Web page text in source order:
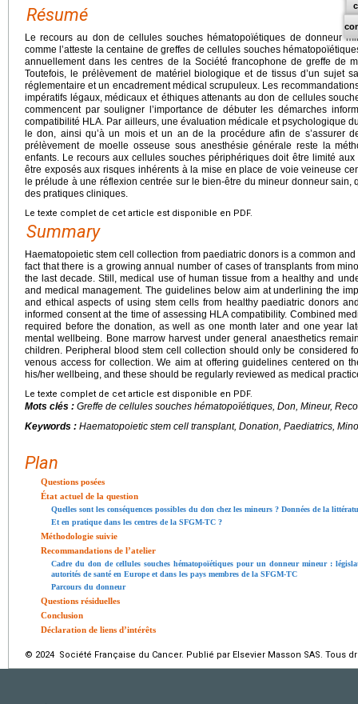
Résumé
Le recours au don de cellules souches hématopoïétiques de donneur
comme l’atteste la centaine de greffes de cellules souches
annuellement dans les centres de la Société francophone de greffe de
Toutefois, le prélèvement de matériel biologique et de tissus d’un sujet
réglementaire et un encadrement médical scrupuleux. Les
impératifs légaux, médicaux et éthiques attenants au don de cellules
commencent par souligner l’importance de débuter les démarches
compatibilité HLA. Par ailleurs, une évaluation médicale et psychologique
le don, ainsi qu’à un mois et un an de la procédure afin de s’assurer
prélèvement de moelle osseuse sous anesthésie générale reste la
enfants. Le recours aux cellules souches périphériques doit être limité aux
être exposés aux risques inhérents à la mise en place de voie veineuse
le prélude à une réflexion centrée sur le bien-être du mineur donneur
des pratiques cliniques.
Le texte complet de cet article est disponible en PDF.
Summary
Haematopoietic stem cell collection from paediatric donors is a common
fact that there is a growing annual number of cases of transplants from
the last decade. Still, medical use of human tissue from a healthy and
and medical management. The guidelines below aim at underlining the
and ethical aspects of using stem cells from healthy paediatric donors
informed consent at the time of assessing HLA compatibility. Combined
required before the donation, as well as one month later and one year
mental wellbeing. Bone marrow harvest under general anaesthetics
children. Peripheral blood stem cell collection should only be considered
venous access for collection. We aim at offering guidelines centered on
his/her wellbeing, and these should be regularly reviewed as medical
Le texte complet de cet article est disponible en PDF.
Mots clés : Greffe de cellules souches hématopoïétiques, Don, Mineur,
Keywords : Haematopoietic stem cell transplant, Donation, Paediatrics,
Plan
Questions posées
État actuel de la question
Quelles sont les conséquences possibles du don chez les mineurs ? Données de la
Et en pratique dans les centres de la SFGM-TC ?
Méthodologie suivie
Recommandations de l’atelier
Cadre du don de cellules souches hématopoïétiques pour un donneur mineur :
autorités de santé en Europe et dans les pays membres de la SFGM-TC
Parcours du donneur
Questions résiduelles
Conclusion
Déclaration de liens d’intérêts
© 2024 Société Française du Cancer. Publié par Elsevier Masson SAS. Tous